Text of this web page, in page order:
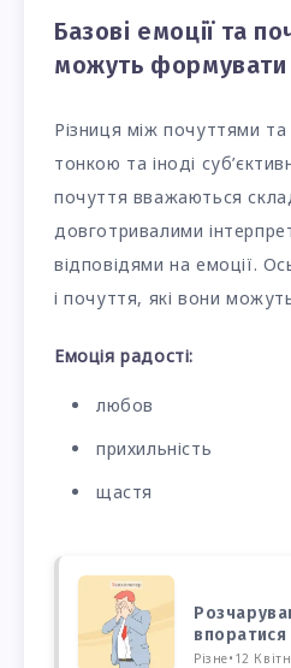
Базові емоції та
можуть формувати
Різниця між почуттями
тонкою та іноді
почуття вважаються
довготривалими
відповідями на емоції.
і почуття, які вони
Емоція радості:
любов
прихильність
щастя
впоратися
Різне• 12